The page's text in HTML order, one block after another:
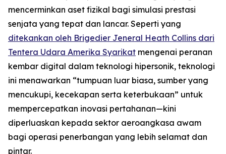
mencerminkan aset fizikal bagi simulasi prestasi
senjata yang tepat dan lancar. Seperti yang
ditekankan oleh Brigedier Jeneral Heath Collins dari
Tentera Udara Amerika Syarikat mengenai peranan
kembar digital dalam teknologi hipersonik, teknologi
ini menawarkan “tumpuan luar biasa, sumber yang
mencukupi, kecekapan serta keterbukaan” untuk
mempercepatkan inovasi pertahanan—kini
diperluaskan kepada sektor aeroangkasa awam
bagi operasi penerbangan yang lebih selamat dan
pintar.